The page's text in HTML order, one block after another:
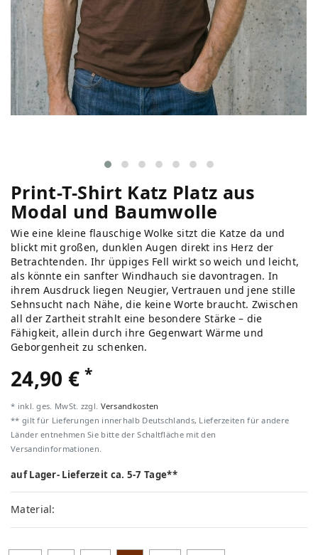
Print-T-Shirt Katz Platz aus
Modal und Baumwolle
Wie eine kleine flauschige Wolke sitzt die Katze da und
blickt mit großen, dunklen Augen direkt ins Herz der
Betrachtenden. Ihr üppiges Fell wirkt so weich und leicht,
als könnte ein sanfter Windhauch sie davontragen. In
ihrem Ausdruck liegen Neugier, Vertrauen und jene stille
Sehnsucht nach Nähe, die keine Worte braucht. Zwischen
all der Zartheit strahlt eine besondere Stärke – die
Fähigkeit, allein durch ihre Gegenwart Wärme und
Geborgenheit zu schenken.
24,90 €*
* inkl. ges. MwSt. zzgl. Versandkosten
** gilt für Lieferungen innerhalb Deutschlands, Lieferzeiten für andere
Länder entnehmen Sie bitte der Schaltfläche mit den
Versandinformationen.
auf Lager- Lieferzeit ca. 5-7 Tage**
Material: